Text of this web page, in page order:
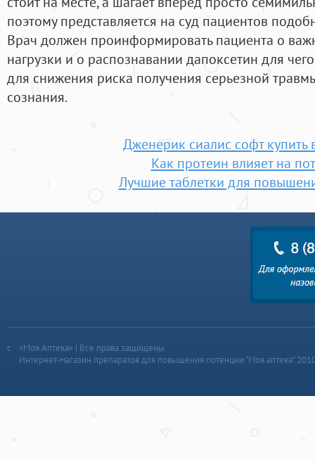
поэтому представляется на суд пациентов
Врач должен проинформировать пациента о
нагрузки и о распознавании дапоксетин для
для снижения риска получения серьезной
сознания.
Дженерик сиалис софт
Как протеин влияет на
Лучшие таблетки для
«Моя Аптека» | Все права защищены
Интернет-магазин препаратов для повышения потенции “Моя аптека”